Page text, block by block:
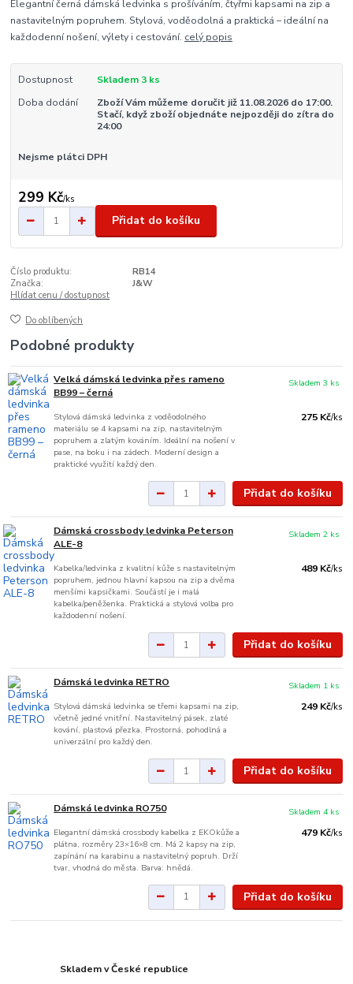
Elegantní černá dámská ledvinka s prošíváním, čtyřmi kapsami na zip a
nastavitelným popruhem. Stylová, voděodolná a praktická – ideální na
každodenní nošení, výlety i cestování. celý popis
Dostupnost
Skladem 3 ks
Doba dodání
Zboží Vám můžeme doručit již 11.08.2026 do 17:00.
Stačí, když zboží objednáte nejpozději do zítra do
24:00
Nejsme plátci DPH
299 Kč/ks
Přidat do košíku
Číslo produktu:
RB14
Značka:
J&W
Hlídat cenu / dostupnost
Do oblíbených
Podobné produkty
Velká dámská ledvinka přes rameno
BB99 – černá
Stylová dámská ledvinka z voděodolného
materiálu se 4 kapsami na zip, nastavitelným
popruhem a zlatým kováním. Ideální na nošení v
pase, na boku i na zádech. Moderní design a
praktické využití každý den.
275 Kč/ks
Skladem 3 ks
Přidat do košíku
Dámská crossbody ledvinka Peterson
ALE-8
Kabelka/ledvinka z kvalitní kůže s nastavitelným
popruhem, jednou hlavní kapsou na zip a dvěma
menšími kapsičkami. Součástí je i malá
kabelka/peněženka. Praktická a stylová volba pro
každodenní nošení.
489 Kč/ks
Skladem 2 ks
Přidat do košíku
Dámská ledvinka RETRO
Stylová dámská ledvinka se třemi kapsami na zip,
včetně jedné vnitřní. Nastavitelný pásek, zlaté
kování, plastová přezka. Prostorná, pohodlná a
univerzální pro každý den.
249 Kč/ks
Skladem 1 ks
Přidat do košíku
Dámská ledvinka RO750
Elegantní dámská crossbody kabelka z EKOkůže a
plátna, rozměry 23×16×8 cm. Má 2 kapsy na zip,
zapínání na karabinu a nastavitelný popruh. Drží
tvar, vhodná do města. Barva: hnědá.
479 Kč/ks
Skladem 4 ks
Přidat do košíku
Skladem v České republice